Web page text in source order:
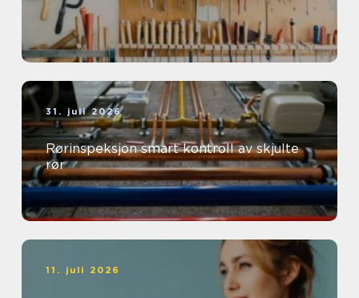
31. juli 2026
Rørinspeksjon smart kontroll av skjulte
rør
11. juli 2026